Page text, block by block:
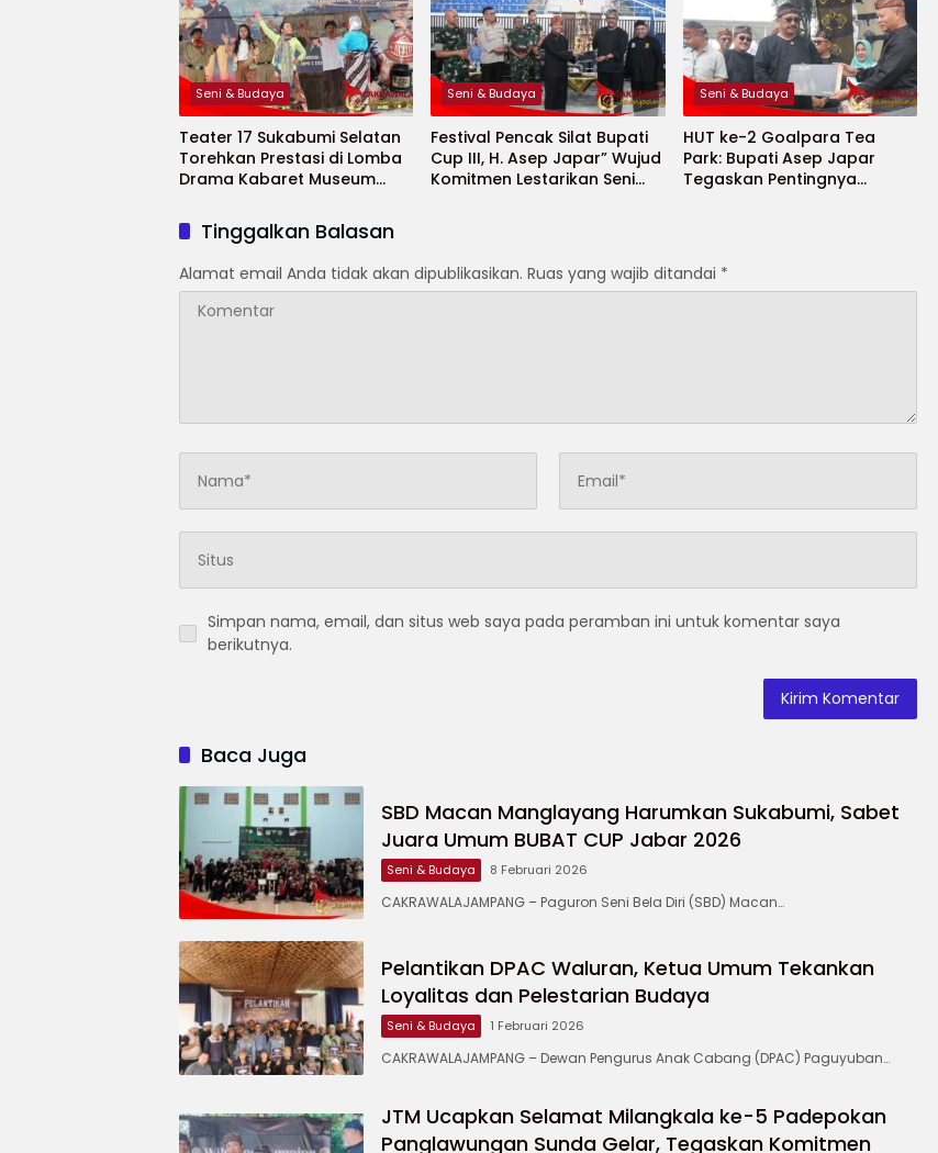
Seni & Budaya
Teater 17 Sukabumi Selatan
Torehkan Prestasi di Lomba
Drama Kabaret Museum
Seni & Budaya
Festival Pencak Silat Bupati
Cup III, H. Asep Japar” Wujud
Komitmen Lestarikan Seni
Seni & Budaya
HUT ke-2 Goalpara Tea
Park: Bupati Asep Japar
Tegaskan Pentingnya
Tinggalkan Balasan
Alamat email Anda tidak akan dipublikasikan. Ruas yang wajib ditandai *
Simpan nama, email, dan situs web saya pada peramban ini untuk komentar saya
berikutnya.
Baca Juga
SBD Macan Manglayang Harumkan Sukabumi, Sabet
Juara Umum BUBAT CUP Jabar 2026
Seni & Budaya 8 Februari 2026
CAKRAWALAJAMPANG – Paguron Seni Bela Diri (SBD) Macan…
Pelantikan DPAC Waluran, Ketua Umum Tekankan
Loyalitas dan Pelestarian Budaya
Seni & Budaya 1 Februari 2026
CAKRAWALAJAMPANG – ‎Dewan Pengurus Anak Cabang (DPAC) Paguyuban…
JTM Ucapkan Selamat Milangkala ke-5 Padepokan
Panglawungan Sunda Gelar, Tegaskan Komitmen